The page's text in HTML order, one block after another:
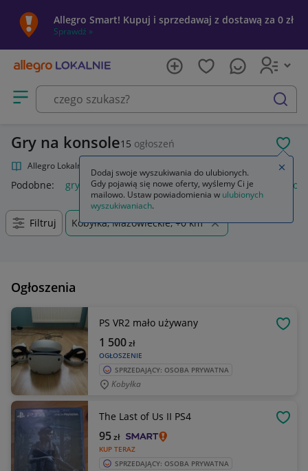
Allegro Smart! Kupuj i sprzedawaj z dostawą za 0 zł
Sprawdź »
Otwórz menu z kategoriami
szukaj
Gry na konsole15 ogłoszeń
Allegro Lokalnie
Podobne: gry na konsole gry na konsolę ps5 gry na
Filtruj Kobyłka, Mazowieckie, +0 km
Ogłoszenia
PS VR2 mało używany
OGŁOSZENIE
1 500zł
SPRZEDAJĄCY: OSOBA PRYWATNA
Kobyłka
The Last of Us II PS4
KUP TERAZ
95zł
SPRZEDAJĄCY: OSOBA PRYWATNA
Dodaj swoje wyszukiwania do ulubionych.
Gdy pojawią się nowe oferty, wyślemy Ci je
mailowo. Ustaw powiadomienia w ulubionych
wyszukiwaniach.